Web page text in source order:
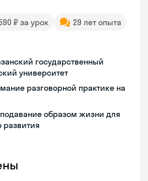
₽ за урок
29 лет опыта
государственный
университет
разговорной практике на
образом жизни для
развития